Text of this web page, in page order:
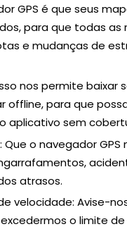
GPS é que seus
para que todas as
e mudanças de
nos permite baixar
offline, para que
aplicativo sem
Que o navegador GPS
atrasos.
velocidade: Avise-
o limite